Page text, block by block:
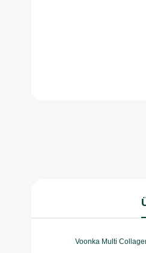
Voonka Multi